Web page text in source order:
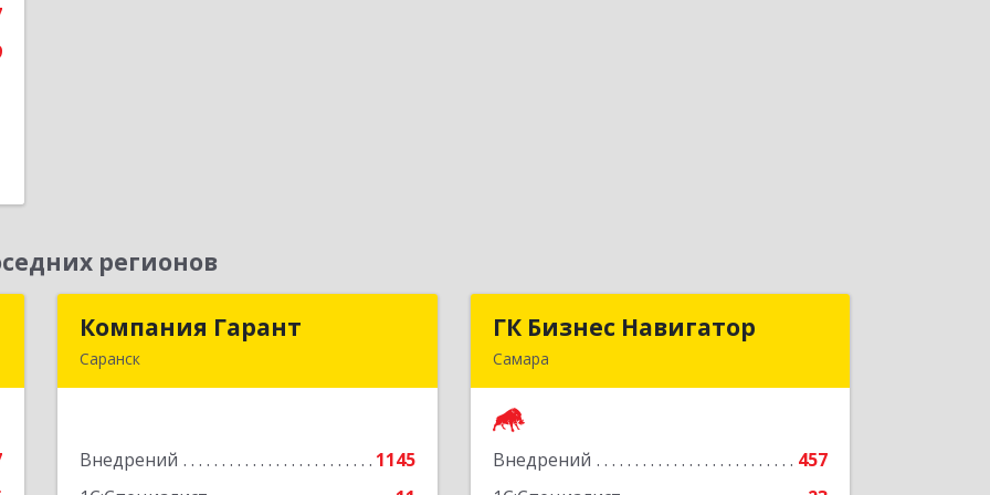
регионов
Компания Гарант
Саранск
Внедрений
1145
Компания Гарант
Подробнее
ГК Бизнес Навигатор
Самара
Внедрений
457
ГК Бизнес Навигатор
Подробнее